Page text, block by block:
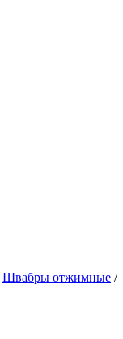
Швабры отжимные /